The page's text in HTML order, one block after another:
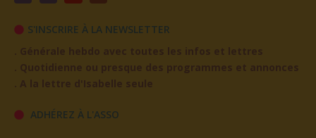
S'INSCRIRE À LA NEWSLETTER
ADHÉREZ À L'ASSO